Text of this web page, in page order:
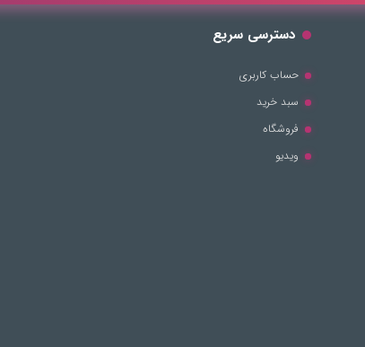
دسترسی سریع
حساب کاربری
سبد خرید
فروشگاه
ویدیو